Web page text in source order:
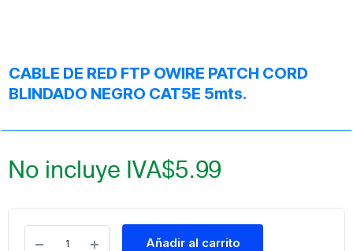
CABLE DE RED FTP OWIRE PATCH CORD
BLINDADO NEGRO CAT5E 5mts.
$5.99
No incluye IVA
Añadir al carrito